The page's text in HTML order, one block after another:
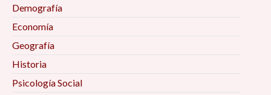
Demografía
Economía
Geografía
Historia
Psicología Social